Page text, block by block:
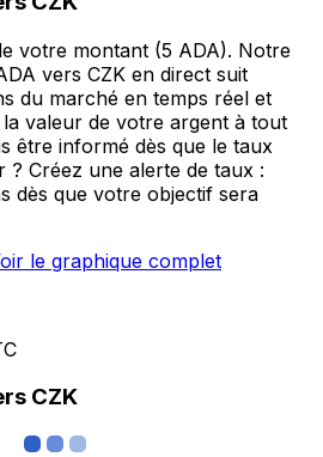
votre montant (5 ADA). Notre
vers CZK en direct suit
du marché en temps réel et
valeur de votre argent à tout
être informé dès que le taux
Créez une alerte de taux :
dès que votre objectif sera
le graphique complet
CZK